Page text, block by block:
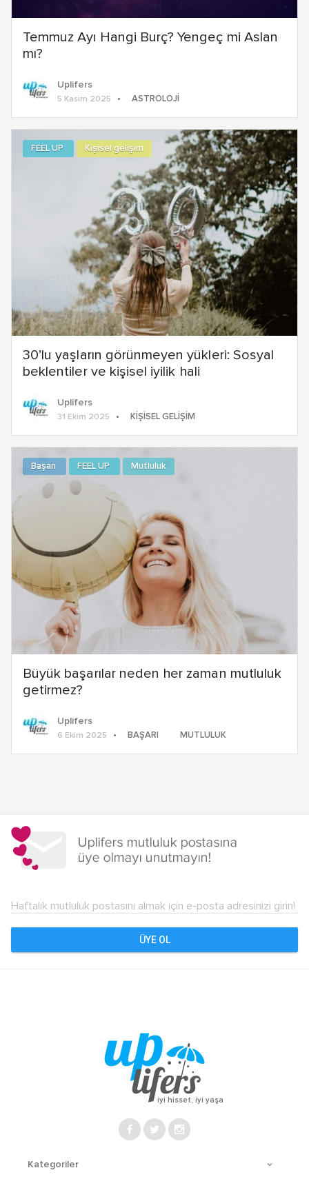
Temmuz Ayı Hangi Burç? Yengeç mi Aslan
mı?
Uplifers
5 Kasım 2025 ASTROLOJI
30’lu yaşların görünmeyen yükleri: Sosyal
beklentiler ve kişisel iyilik hali
FEEL UP Kişisel gelişim
Uplifers
31 Ekim 2025 KIŞISEL GELIŞIM
Büyük başarılar neden her zaman mutluluk
getirmez?
Başarı FEEL UP Mutluluk
Uplifers
6 Ekim 2025 BAŞARI MUTLULUK
dolaşımı
Haftalık mutluluk postasını almak için e-posta adresinizi girin!
ÜYE OL
iyi hisset, iyi yaşa
Kategoriler